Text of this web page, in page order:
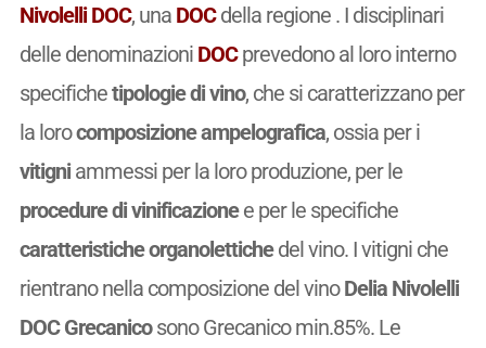
Nivolelli DOC, una DOCdella regione . I disciplinari
delle denominazioni DOCprevedono al loro interno
specifichetipologie di vino, che si caratterizzano per
la lorocomposizione ampelografica, ossia per i
vitigniammessi per la loro produzione, per le
procedure di vinificazionee per le specifiche
caratteristiche organolettichedel vino. I vitigni che
rientrano nella composizione del vinoDelia Nivolelli
DOC Grecanicosono Grecanico min.85%. Le